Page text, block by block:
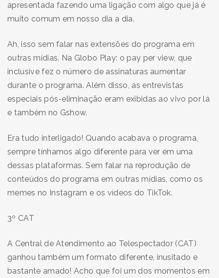
apresentada fazendo uma ligação com algo que já é
muito comum em nosso dia a dia.
Ah, isso sem falar nas extensões do programa em
outras mídias. Na Globo Play: o pay per view, que
inclusive fez o número de assinaturas aumentar
durante o programa. Além disso, as entrevistas
especiais pós-eliminação eram exibidas ao vivo por lá
e também no Gshow.
Era tudo interligado! Quando acabava o programa,
sempre tínhamos algo diferente para ver em uma
dessas plataformas. Sem falar na reprodução de
conteúdos do programa em outras mídias, como os
memes no Instagram e os vídeos do TikTok.
3º CAT
A Central de Atendimento ao Telespectador (CAT)
ganhou também um formato diferente, inusitado e
bastante amado! Acho que foi um dos momentos em